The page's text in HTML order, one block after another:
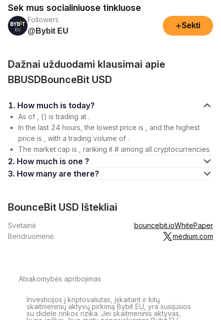
Sek mus socialiniuose tinkluose
Followers
@Bybit EU
+Sekti
Dažnai užduodami klausimai apie
BBUSDBounceBit USD
1. How much is today?
As of , () is trading at .
In the last 24 hours, the lowest price is , and the highest
price is , with a trading volume of .
The market cap is , ranking it # among all cryptocurrencies.
2. How much is one ?
3. How many are there?
BounceBit USD Ištekliai
Svetainė bouncebit.ioWhitePaper
Bendruomenė
medium.com
Atsakomybės apribojimas
Investicijos į kriptovaliutas, įskaitant ir kitų
skaitmeninių aktyvų pirkimą Bybit EU, yra susijusios
su didele rinkos rizika. Jei skaitmeninis aktyvas,